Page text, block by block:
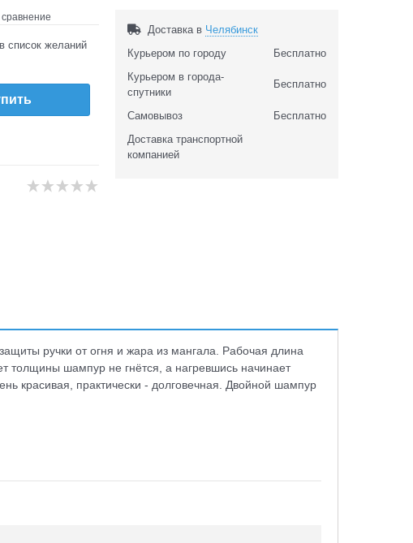
список желаний
Доставка в Челябинск
Курьером по городу
Бесплатно
Курьером в города-
спутники
Бесплатно
Самовывоз
Бесплатно
Доставка транспортной
компанией
ручки от огня и жара из мангала. Рабочая длина
толщины шампур не гнётся, а нагревшись начинает
красивая, практически - долговечная. Двойной шампур